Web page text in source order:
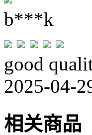
b***k
good
2025-04-
相关商品